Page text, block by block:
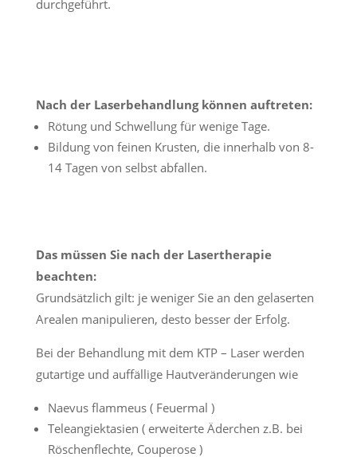
durchgeführt.
Nach der Laserbehandlung können auftreten:
Rötung und Schwellung für wenige Tage.
Bildung von feinen Krusten, die innerhalb von 8-
14 Tagen von selbst abfallen.
Das müssen Sie nach der Lasertherapie
beachten:
Grundsätzlich gilt: je weniger Sie an den gelaserten
Arealen manipulieren, desto besser der Erfolg.
Bei der Behandlung mit dem KTP – Laser werden
gutartige und auffällige Hautveränderungen wie
Naevus flammeus ( Feuermal )
Teleangiektasien ( erweiterte Äderchen z.B. bei
Röschenflechte, Couperose )